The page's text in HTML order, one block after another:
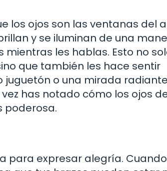
los ojos son las ventanas del
y se iluminan de una
les hablas. Esto no
que también les hace sentir
juguetón o una mirada radiante
has notado cómo los ojos
poderosa.
para expresar alegría.